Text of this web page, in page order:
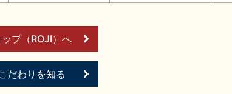
プ（ROJI）へ
だわりを知る